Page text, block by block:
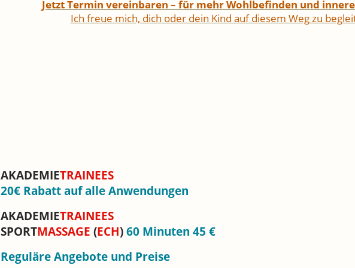
Jetzt Termin vereinbaren – für mehr Wohlbefinden und
Ich freue mich, dich oder dein Kind auf diesem Weg zu
AKADEMIETRAINEES
20€ Rabatt auf alle Anwendungen
AKADEMIETRAINEES
SPORTMASSAGE (ECH) 60 Minuten 45 €
Reguläre Angebote und Preise